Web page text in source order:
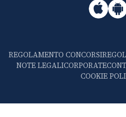
REGOLAMENTO CONCORSI
NOTE LEGALICORPORATE
COOKIE